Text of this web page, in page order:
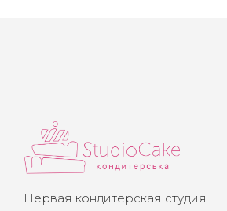
Первая кондитерская студия